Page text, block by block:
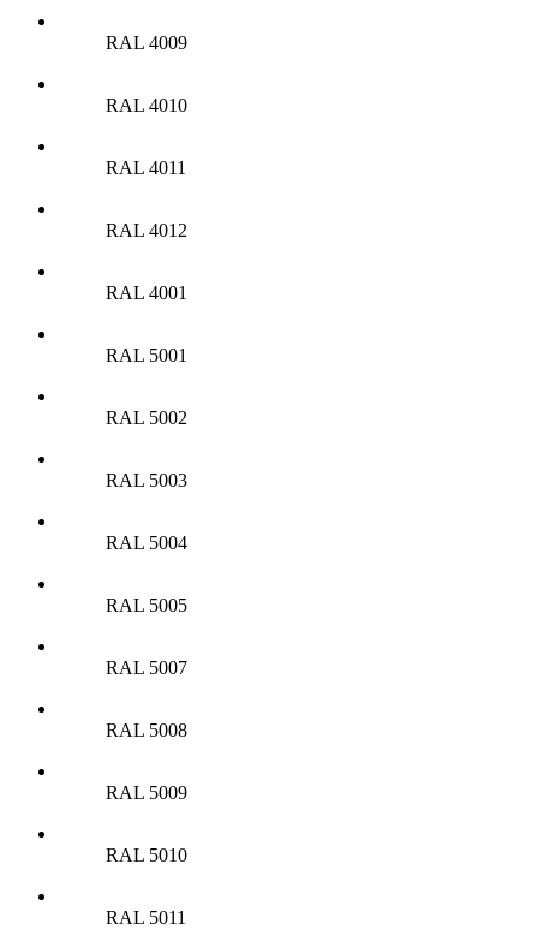
RAL 4009
RAL 4010
RAL 4011
RAL 4012
RAL 4001
RAL 5001
RAL 5002
RAL 5003
RAL 5004
RAL 5005
RAL 5007
RAL 5008
RAL 5009
RAL 5010
RAL 5011